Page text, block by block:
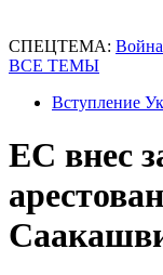
СПЕЦТЕМА:
ВСЕ ТЕМЫ
Вступление
ЕС внес